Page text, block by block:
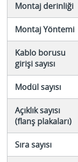
Montaj derinliği
Montaj Yöntemi
Kablo borusu
girişi sayısı
Modül sayısı
Açıklık sayısı
(flanş plakaları)
Sıra sayısı